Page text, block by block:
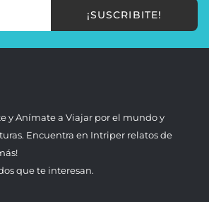
¡SUSCRIBITE!
y Anímate a Viajar por el mundo y
Encuentra en Intriper relatos de
que te interesan.